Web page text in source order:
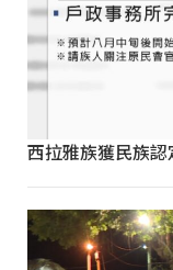
西拉雅族獲民族